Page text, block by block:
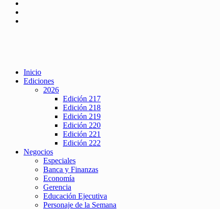
Inicio
Ediciones
2026
Edición 217
Edición 218
Edición 219
Edición 220
Edición 221
Edición 222
Negocios
Especiales
Banca y Finanzas
Economía
Gerencia
Educación Ejecutiva
Personaje de la Semana